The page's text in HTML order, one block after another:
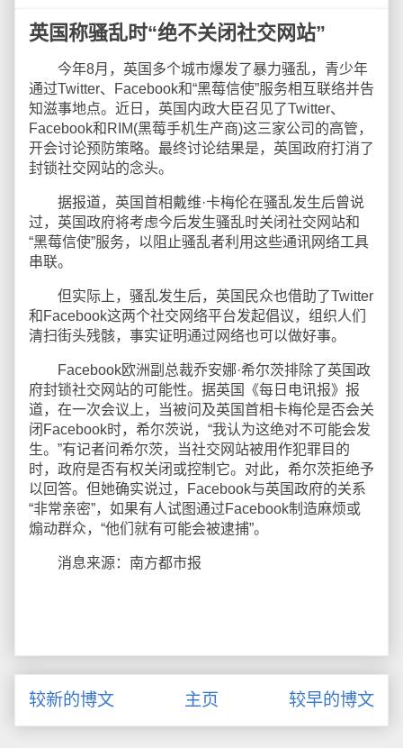
英国称骚乱时“绝不关闭社交网站”
今年8月，英国多个城市爆发了暴力骚乱，青少年
通过Twitter、Facebook和“黑莓信使”服务相互联络并告
知滋事地点。近日，英国内政大臣召见了Twitter、
Facebook和RIM(黑莓手机生产商)这三家公司的高管，
开会讨论预防策略。最终讨论结果是，英国政府打消了
封锁社交网站的念头。
据报道，英国首相戴维·卡梅伦在骚乱发生后曾说
过，英国政府将考虑今后发生骚乱时关闭社交网站和
“黑莓信使”服务，以阻止骚乱者利用这些通讯网络工具
串联。
但实际上，骚乱发生后，英国民众也借助了Twitter
和Facebook这两个社交网络平台发起倡议，组织人们
清扫街头残骸，事实证明通过网络也可以做好事。
Facebook欧洲副总裁乔安娜·希尔茨排除了英国政
府封锁社交网站的可能性。据英国《每日电讯报》报
道，在一次会议上，当被问及英国首相卡梅伦是否会关
闭Facebook时，希尔茨说，“我认为这绝对不可能会发
生。”有记者问希尔茨，当社交网站被用作犯罪目的
时，政府是否有权关闭或控制它。对此，希尔茨拒绝予
以回答。但她确实说过，Facebook与英国政府的关系
“非常亲密”，如果有人试图通过Facebook制造麻烦或
煽动群众，“他们就有可能会被逮捕”。
消息来源：南方都市报
较新的博文 较早的博文
主页